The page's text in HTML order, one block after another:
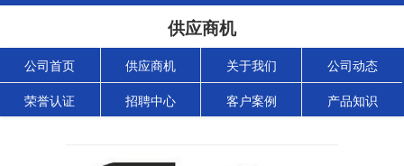
供应商机
公司首页 供应商机 关于我们 公司动态
荣誉认证 招聘中心 客户案例 产品知识